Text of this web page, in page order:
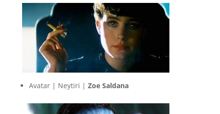
Avatar | Neytiri | Zoe Saldana